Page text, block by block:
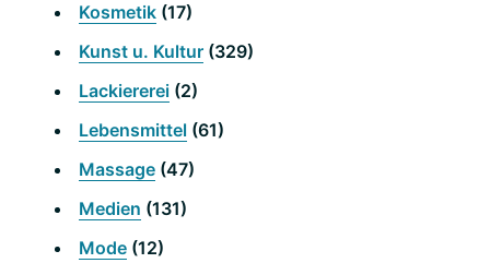
Kosmetik (17)
Kunst u. Kultur (329)
Lackiererei (2)
Lebensmittel (61)
Massage (47)
Medien (131)
Mode (12)